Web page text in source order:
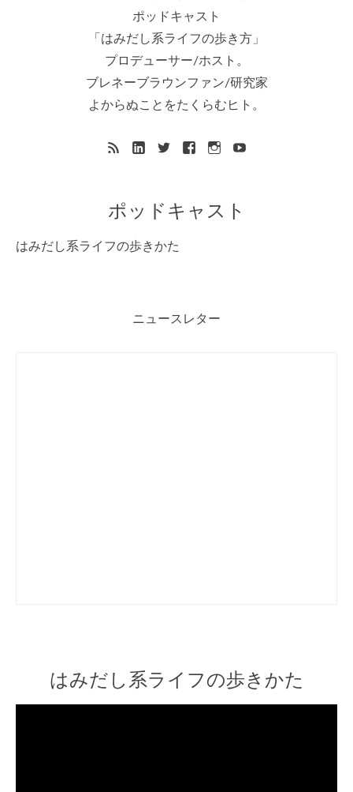
ポッドキャスト
「はみだし系ライフの歩き方」
プロデューサー/ホスト。
ブレネーブラウンファン/研究家
よからぬことをたくらむヒト。
ポッドキャスト
はみだし系ライフの歩きかた
ニュースレター
はみだし系ライフの歩きかた